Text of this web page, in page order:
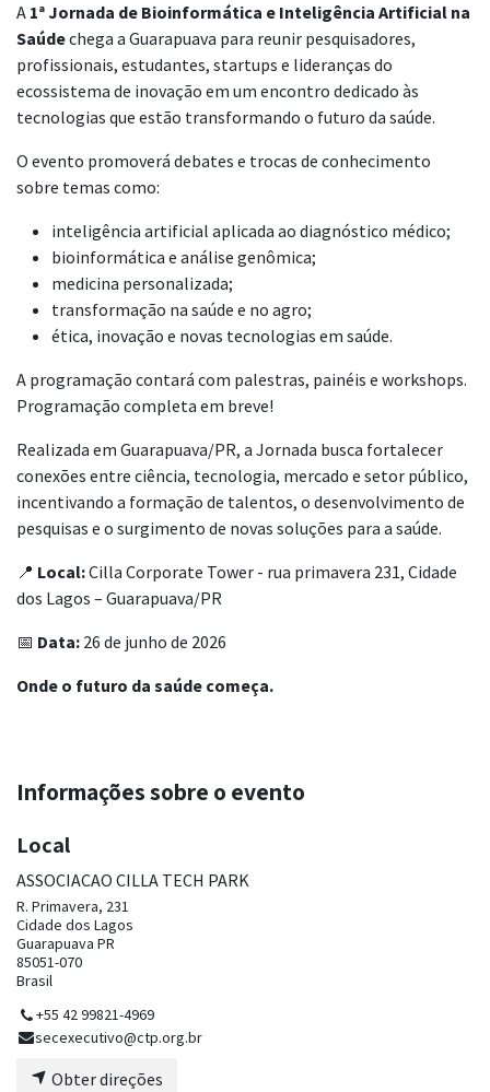
A 1ª Jornada de Bioinformática e Inteligência Artificial na
Saúdechega a Guarapuava para reunir pesquisadores,
profissionais, estudantes, startups e lideranças do
ecossistema de inovação em um encontro dedicado às
tecnologias que estão transformando o futuro da saúde.
O evento promoverá debates e trocas de conhecimento
sobre temas como:
inteligência artificial aplicada ao diagnóstico médico;
bioinformática e análise genômica;
medicina personalizada;
transformação na saúde e no agro;
ética, inovação e novas tecnologias em saúde.
A programação contará com palestras, painéis e workshops.
Programação completa em breve!
Realizada em Guarapuava/PR, a Jornada busca fortalecer
conexões entre ciência, tecnologia, mercado e setor público,
incentivando a formação de talentos, o desenvolvimento de
pesquisas e o surgimento de novas soluções para a saúde.
📍 Local:Cilla Corporate Tower - rua primavera 231, Cidade
dos Lagos – Guarapuava/PR
📅 Data: 26 de junho de 2026
Onde o futuro da saúde começa.
Informações sobre o evento
Local
ASSOCIACAO CILLA TECH PARK
R. Primavera, 231
Cidade dos Lagos
Guarapuava PR
85051-070
Brasil
+55 42 99821-4969
secexecutivo@ctp.org.br
Obter direções